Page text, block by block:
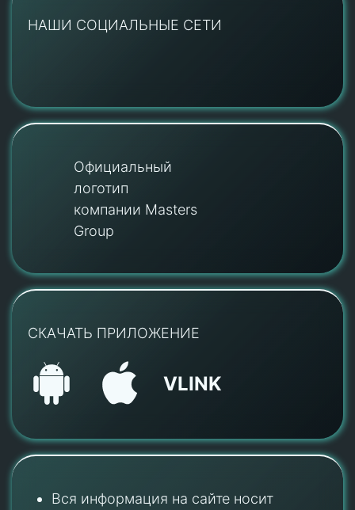
НАШИ СОЦИАЛЬНЫЕ СЕТИ
Официальный
логотип
компании Masters
Group
СКАЧАТЬ ПРИЛОЖЕНИЕ
VLINK
Вся информация на сайте носит